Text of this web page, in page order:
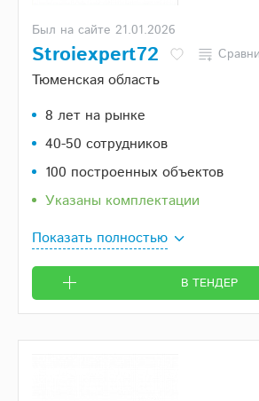
Был на сайте 21.01.2026
Stroiexpert72
Тюменская область
8 лет на рынке
40-50 сотрудников
100 построенных объектов
Указаны комплектации
Показать полностью
В ТЕНДЕР